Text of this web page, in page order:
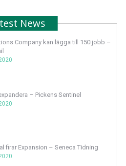
News
Company kan lägga till 150 jobb –
– Pickens Sentinel
firar Expansion – Seneca Tidning